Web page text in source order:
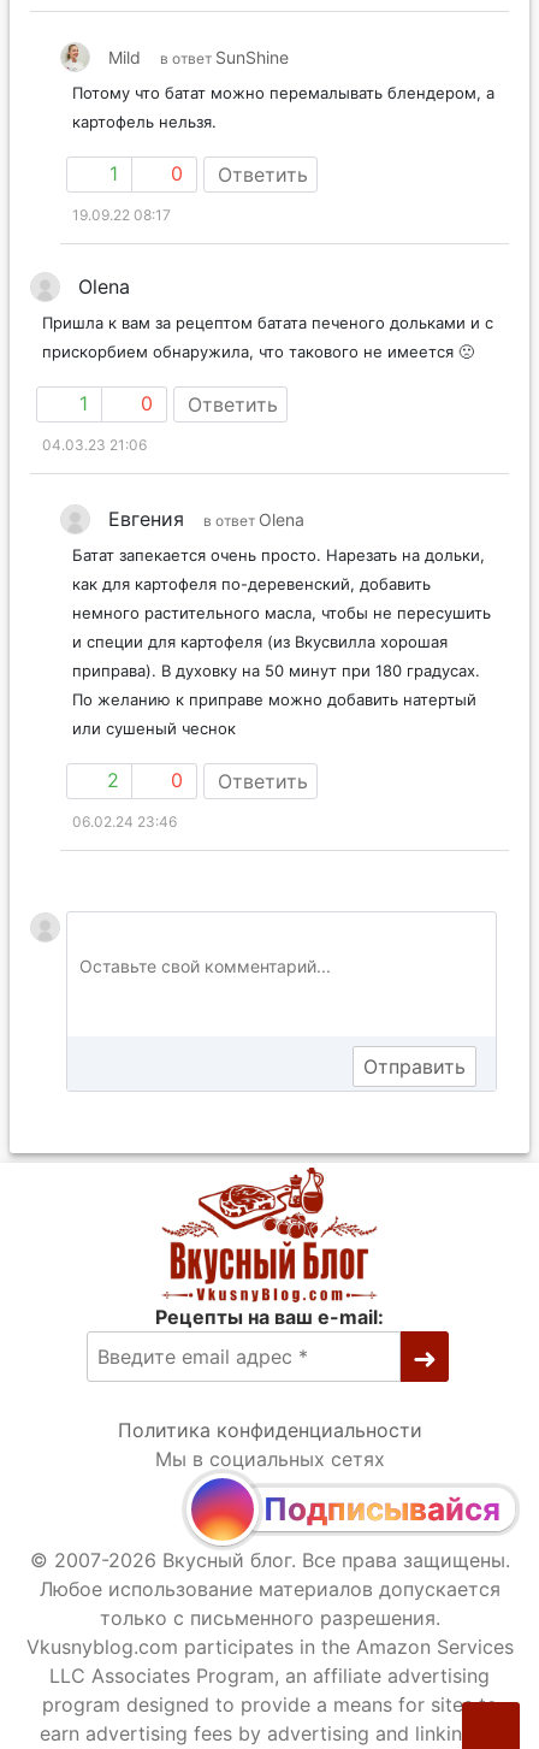
Mild в ответ SunShine
Потому что батат можно перемалывать блендером, а
картофель нельзя.
1 0 Ответить
19.09.22 08:17
Olena
Пришла к вам за рецептом батата печеного дольками и с
прискорбием обнаружила, что такового не имеется 🙁
1 0 Ответить
04.03.23 21:06
Евгения в ответ Olena
Батат запекается очень просто. Нарезать на дольки,
как для картофеля по-деревенский, добавить
немного растительного масла, чтобы не пересушить
и специи для картофеля (из Вкусвилла хорошая
приправа). В духовку на 50 минут при 180 градусах.
По желанию к приправе можно добавить натертый
или сушеный чеснок
2 0 Ответить
06.02.24 23:46
Рецепты на ваш e-mail:
Политика конфиденциальности
Мы в социальных сетях
Подписывайся
© 2007-2026 Вкусный блог. Все права защищены.
Любое использование материалов допускается
только с письменного разрешения.
Vkusnyblog.com participates in the Amazon Services
LLC Associates Program, an affiliate advertising
program designed to provide a means for sites to
earn advertising fees by advertising and linking to